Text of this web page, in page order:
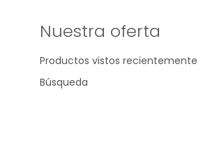
Nuestra oferta
Productos vistos recientemente
Búsqueda